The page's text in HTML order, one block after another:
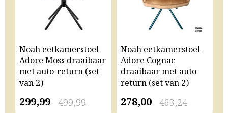
Noah eetkamerstoel
Adore Moss draaibaar
met auto-return (set
van 2)
499,99
299,99
Noah eetkamerstoel
Adore Cognac
draaibaar met auto-
return (set van 2)
463,24
278,00